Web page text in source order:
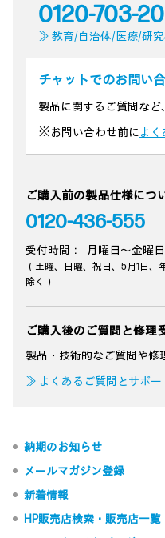
0120-703-
≫ 教育/自治体/医療/研
チャットでのお問い
製品に関するご質問など、
※お問い合わせ前によく
ご購入前の製品仕様につ
0120-436-555
受付時間： 月曜日～金曜
（土曜、日曜、祝日、5月1日
除く）
ご購入後のご質問と修理
製品・技術的なご質問や修
≫ よくあるご質問とサポー
納期のお知らせ
メールマガジン登録
新着情報
HP販売店検索・販売店一覧